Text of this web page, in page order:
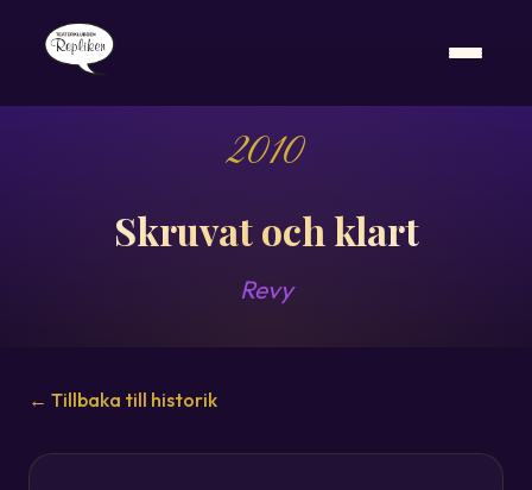
2010
Skruvat och klart
Revy
← Tillbaka till historik